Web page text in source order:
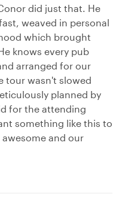
did just that. He
weaved in personal
which brought
knows every pub
arranged for our
tour wasn't slowed
planned by
for the attending
something like this to
and our